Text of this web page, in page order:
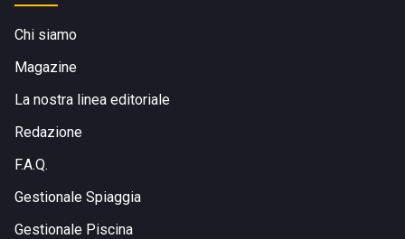
Chi siamo
Magazine
La nostra linea editoriale
Redazione
F.A.Q.
Gestionale Spiaggia
Gestionale Piscina